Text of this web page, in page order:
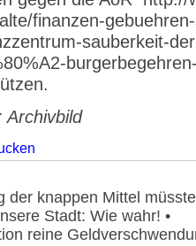
finanzen-
sauberkeit-
Archivbild
der knappen Mittel
Stadt: Wie wahr! •
reine